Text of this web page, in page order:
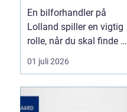
forhandler til dit
næste bilkøb
En bilforhandler på
Lolland spiller en vigtig
rolle, når du skal finde en
brugt bil, du kan stole på
i mange år. For mange er
hverdagen, og derfor
01 juli 2026